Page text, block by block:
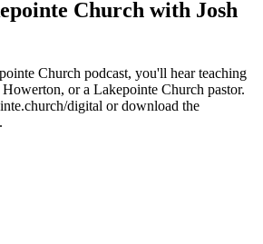
Church with Josh
Church podcast, you'll hear teaching
or a Lakepointe Church pastor.
digital or download the